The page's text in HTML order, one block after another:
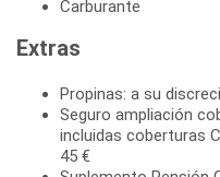
Carburante
Extras
Propinas: a su
Seguro ampliación
incluidas coberturas
45 €